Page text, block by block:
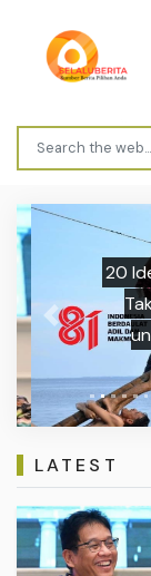
20
Tak
Previous
LATEST